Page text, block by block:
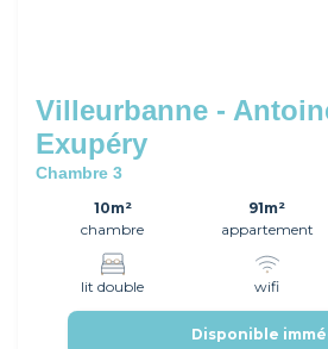
Villeurbanne -
Exupéry
Chambre 3
10m²
chambre
91m²
appartement
lit double wifi
Disponible